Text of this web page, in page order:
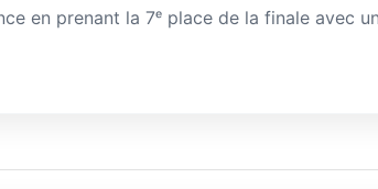
en prenant la 7ᵉ place de la finale avec